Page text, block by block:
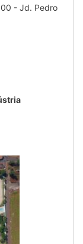
- Jd. Pedro